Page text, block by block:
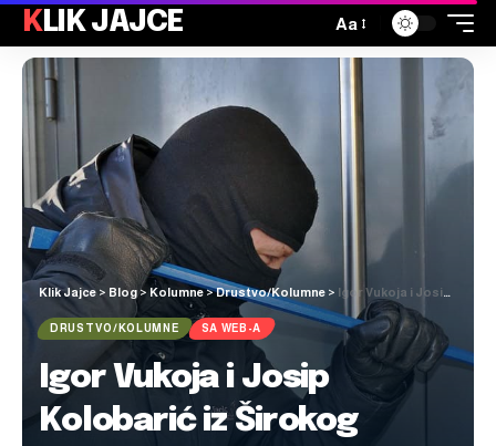
KLIK JAJCE Aa
Klik Jajce > Blog> Kolumne>Drustvo/Kolumne > Igor Vukoja i Josip Kolobarić iz Širokog Brijega osuđeni na godinu dana zatvora zbog teške krađe
DRUSTVO/KOLUMNE SA WEB-A
Igor Vukoja i Josip
Kolobarić iz Širokog